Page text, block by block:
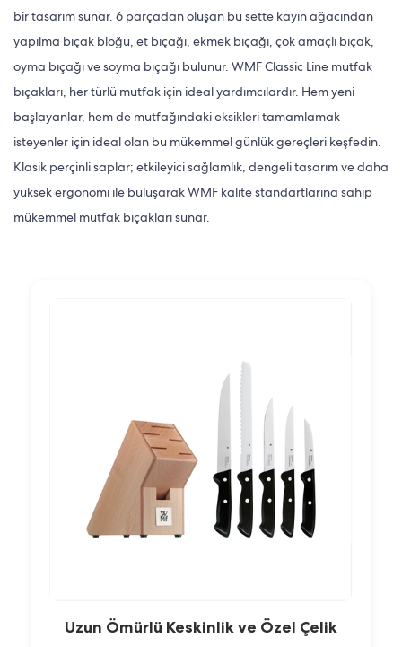
bir tasarım sunar. 6 parçadan oluşan bu sette kayın ağacından
yapılma bıçak bloğu, et bıçağı, ekmek bıçağı, çok amaçlı bıçak,
oyma bıçağı ve soyma bıçağı bulunur. WMF Classic Line mutfak
bıçakları, her türlü mutfak için ideal yardımcılardır. Hem yeni
başlayanlar, hem de mutfağındaki eksikleri tamamlamak
isteyenler için ideal olan bu mükemmel günlük gereçleri keşfedin.
Klasik perçinli saplar; etkileyici sağlamlık, dengeli tasarım ve daha
yüksek ergonomi ile buluşarak WMF kalite standartlarına sahip
mükemmel mutfak bıçakları sunar.
Uzun Ömürlü Keskinlik ve Özel Çelik